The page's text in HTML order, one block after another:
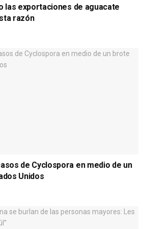
las exportaciones de aguacate
razón
de Cyclospora en medio de un
Unidos